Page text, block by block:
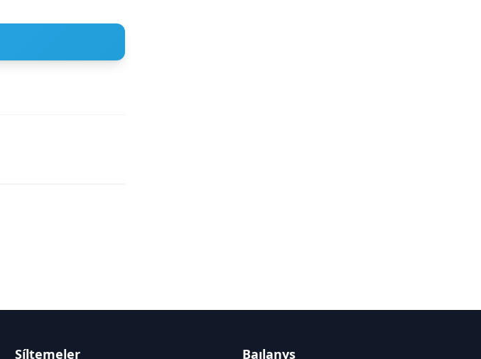
Síltemeler Baılanys